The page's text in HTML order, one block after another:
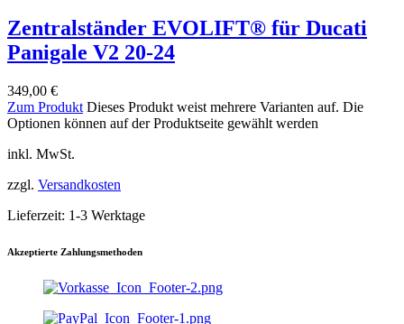
Zentralständer EVOLIFT® für Ducati
Panigale V2 20-24
349,00 €
Zum Produkt Dieses Produkt weist mehrere Varianten auf. Die
Optionen können auf der Produktseite gewählt werden
inkl. MwSt.
zzgl. Versandkosten
Lieferzeit: 1-3 Werktage
Akzeptierte Zahlungsmethoden